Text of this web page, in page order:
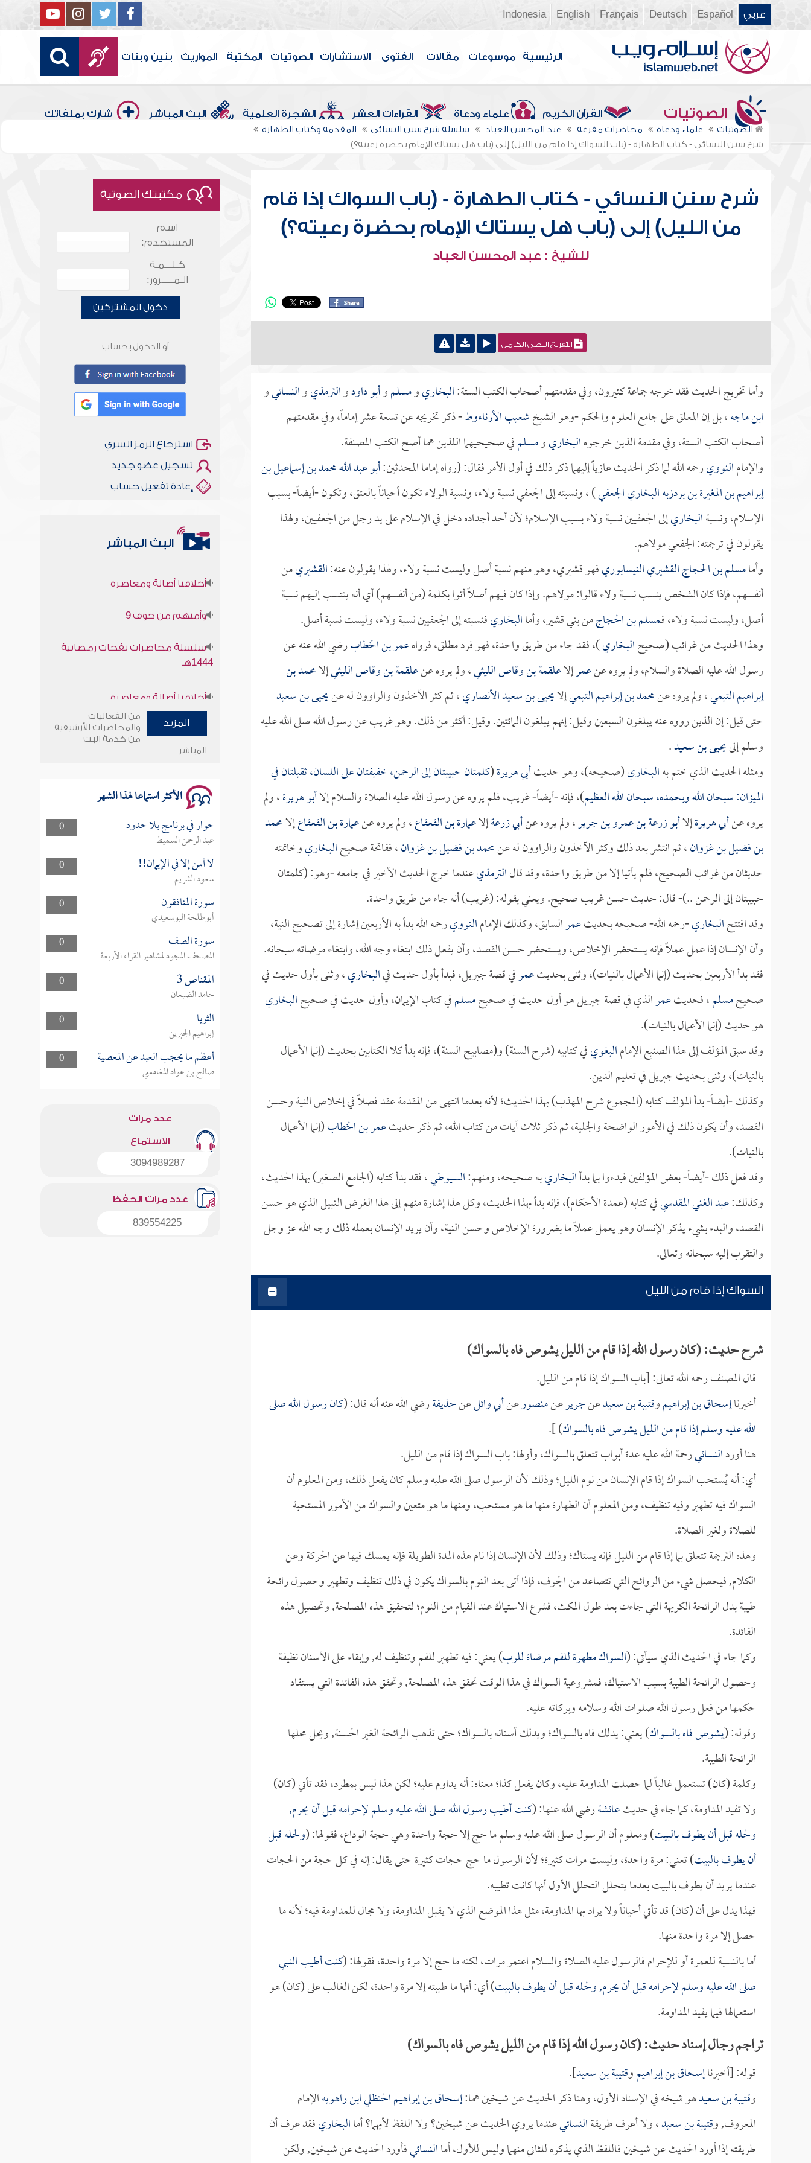
عربي Español
Deutsch
Français
English
Indonesia
الرئيسية موسوعات مقالات الفتوى الاستشارات الصوتيات المكتبة المواريث بنين وبنات
الصوتيات القرآن الكريم علماء ودعاة القراءات العشر الشجرة العلمية البث المباشر شارك بملفاتك
الصوتيات علماء ودعاة محاضرات مفرغة عبد المحسن العباد سلسلة شرح سنن النسائي
المقدمة وكتاب الطهارة
شرح سنن النسائي - كتاب الطهارة - (باب السواك إذا قام من الليل) إلى (باب هل يستاك الإمام بحضرة رعيته؟)
شرح سنن النسائي - كتاب الطهارة - (باب السواك إذا قام
من الليل) إلى (باب هل يستاك الإمام بحضرة رعيته؟)
للشيخ : عبد المحسن العباد
التفريغ النصي الكامل
وأما تخريج الحديث فقد خرجه جماعة كثيرون، وفي مقدمتهم أصحاب الكتب الستة:البخاريومسلموأبو داودوالترمذيوالنسائيو
ابن ماجه، بل إن المعلق على جامع العلوم والحكم -وهو الشيخشعيب الأرناءوط- ذكر تخريجه عن تسعة عشر إماماً، وفي مقدمتهم
أصحاب الكتب الستة، وفي مقدمة الذين خرجوهالبخاريومسلمفي صحيحيهما اللذين هما أصح الكتب المصنفة.
والإمامالنوويرحمه الله لما ذكر الحديث عازياًَ إليهما ذكر ذلك في أول الأمر فقال: (رواه إماما المحدثين:أبو عبد الله محمد بن إسماعيل بن
إبراهيم بن المغيرة بن بردزبه البخاري الجعفي) ، ونسبته إلى الجعفي نسبة ولاء، ونسبة الولاء تكون أحياناً بالعتق، وتكون -أيضاً- بسبب
الإسلام، ونسبةالبخاريإلى الجعفيين نسبة ولاء بسبب الإسلام؛ لأن أحد أجداده دخل في الإسلام على يد رجل من الجعفيين، ولهذا
يقولون في ترجمته: الجفعي مولاهم.
وأمامسلم بن الحجاج القشيري النيسابوريفهو قشيري، وهو منهم نسبة أصل وليست نسبة ولاء، ولهذا يقولون عنه:القشيريمن
أنفسهم، فإذا كان الشخص ينسب نسبة ولاء قالوا: مولاهم. وإذا كان فيهم أصلاً أتوا بكلمة (من أنفسهم) أي أنه ينتسب إليهم نسبة
أصل، وليست نسبة ولاء، فـمسلم بن الحجاجمن بني قشير، وأماالبخاريفنسبته إلى الجعفيين نسبة ولاء، وليست نسبة أصل.
وهذا الحديث من غرائب (صحيحالبخاري)، فقد جاء من طريق واحدة، فهو فرد مطلق، فرواهعمر بن الخطابرضي الله عنه عن
رسول الله عليه الصلاة والسلام، ولم يروه عنعمرإلاعلقمة بن وقاص الليثي، ولم يروه عنعلقمة بن وقاص الليثيإلامحمد بن
إبراهيم التيمي، ولم يروه عنمحمد بن إبراهيم التيميإلايحيى بن سعيد الأنصاري، ثم كثر الآخذون والراوون له عنيحيى بن سعيد
حتى قيل: إن الذين رووه عنه يبلغون السبعين وقيل: إنهم يبلغون المائتين. وقيل: أكثر من ذلك. وهو غريب عن رسول الله صلى الله عليه
وسلم إلىيحيى بن سعيد.
ومثله الحديث الذي ختم بهالبخاري(صحيحه)، وهو حديثأبي هريرة(كلمتان حبيبتان إلى الرحمن، خفيفتان على اللسان، ثقيلتان في
الميزان: سبحان الله وبحمده، سبحان الله العظيم)، فإنه -أيضاً- غريب، فلم يروه عن رسول الله عليه الصلاة والسلام إلاأبو هريرة، ولم
يروه عنأبي هريرةإلاأبو زرعة بن عمرو بن جرير، ولم يروه عنأبي زرعةإلاعمارة بن القعقاع، ولم يروه عنعمارة بن القعقاعإلامحمد
بن فضيل بن غزوان، ثم انتشر بعد ذلك وكثر الآخذون والراوون له عنمحمد بن فضيل بن غزوان، ففاتحة صحيحالبخاريوخاتمته
حديثان من غرائب الصحيح، فلم يأتيا إلا من طريق واحدة، وقد قالالترمذيعندما خرج الحديث الأخير في جامعه -وهو: (كلمتان
حبيبتان إلى الرحمن ..)- قال: حديث حسن غريب صحيح. ويعني بقوله: (غريب) أنه جاء من طريق واحدة.
وقد افتتحالبخاري-رحمه الله- صحيحه بحديثعمرالسابق، وكذلك الإمامالنوويرحمه الله بدأ به الأربعين إشارة إلى تصحيح النية،
وأن الإنسان إذا عمل عملاً فإنه يستحضر الإخلاص، ويستحضر حسن القصد، وأن يفعل ذلك ابتغاء وجه الله، وابتغاء مرضاته سبحانه.
فقد بدأ الأربعين بحديث (إنما الأعمال بالنيات)، وثنى بحديثعمرفي قصة جبريل، فبدأ بأول حديث فيالبخاري، وثنى بأول حديث في
صحيحمسلم، فحديثعمرالذي في قصة جبريل هو أول حديث في صحيحمسلمفي كتاب الإيمان، وأول حديث في صحيحالبخاري
هو حديث (إنما الأعمال بالنيات).
وقد سبق المؤلف إلى هذا الصنيع الإمامالبغويفي كتابيه (شرح السنة) و(مصابيح السنة)، فإنه بدأ كلا الكتابين بحديث (إنما الأعمال
بالنيات)، وثنى بحديث جبريل في تعليم الدين.
وكذلك -أيضاً- بدأ المؤلف كتابه (المجموع شرح المهذب) بهذا الحديث؛ لأنه بعدما انتهى من المقدمة عقد فصلاً في إخلاص النية وحسن
القصد، وأن يكون ذلك في الأمور الواضحة والجلية، ثم ذكر ثلاث آيات من كتاب الله، ثم ذكر حديثعمر بن الخطاب(إنما الأعمال
بالنيات).
وقد فعل ذلك -أيضاً- بعض المؤلفين فبدءوا بما بدأالبخاريبه صحيحه، ومنهم:السيوطي، فقد بدأ كتابه (الجامع الصغير) بهذا الحديث،
وكذلك:عبد الغني المقدسيفي كتابه (عمدة الأحكام)، فإنه بدأ بهذا الحديث، وكل هذا إشارة منهم إلى هذا الغرض النبيل الذي هو حسن
القصد، والبدء بشيء يذكر الإنسان وهو يعمل عملاً ما بضرورة الإخلاص وحسن النية، وأن يريد الإنسان بعمله ذلك وجه الله عز وجل
والتقرب إليه سبحانه وتعالى.
السواك إذا قام من الليل
شرح حديث: (كان رسول الله إذا قام من الليل يشوص فاه بالسواك)
قال المصنف رحمه الله تعالى: [باب السواك إذا قام من الليل.
أخبرناإسحاق بن إبراهيموقتيبة بن سعيدعنجريرعنمنصورعنأبي وائلعنحذيفةرضي الله عنه أنه قال: (كان رسول الله صلى
الله عليه وسلم إذا قام من الليل يشوص فاه بالسواك) ].
هنا أوردالنسائيرحمة الله عليه عدة أبواب تتعلق بالسواك، وأولها: باب السواك إذا قام من الليل.
أي: أنه يُستحب السواك إذا قام الإنسان من نوم الليل؛ وذلك لأن الرسول صلى الله عليه وسلم كان يفعل ذلك، ومن المعلوم أن
السواك فيه تطهير وفيه تنظيف، ومن المعلوم أن الطهارة منها ما هو مستحب، ومنها ما هو متعين والسواك من الأمور المستحبة
للصلاة ولغير الصلاة.
وهذه الترجمة تتعلق بما إذا قام من الليل فإنه يستاك؛ وذلك لأن الإنسان إذا نام هذه المدة الطويلة فإنه يمسك فيها عن الحركة وعن
الكلام, فيحصل شيء من الروائح التي تتصاعد من الجوف، فإذا أتى بعد النوم بالسواك يكون في ذلك تنظيف وتطهير وحصول رائحة
طيبة بدل الرائحة الكريهة التي جاءت بعد طول المكث، فشرع الاستياك عند القيام من النوم؛ لتحقيق هذه المصلحة, وتحصيل هذه
الفائدة.
وكما جاء في الحديث الذي سيأتي: (السواك مطهرة للفم مرضاة للرب) يعني: فيه تطهير للفم وتنظيف له, وإبقاء على الأسنان نظيفة
وحصول الرائحة الطيبة بسبب الاستياك، فمشروعية السواك في هذا الوقت تحقق هذه المصلحة, وتحقق هذه الفائدة التي يستفاد
حكمها من فعل رسول الله صلوات الله وسلامه وبركاته عليه.
وقوله: (يشوص فاه بالسواك) يعني: يدلك فاه بالسواك؛ ويدلك أسنانه بالسواك؛ حتى تذهب الرائحة الغير الحسنة, ويحل محلها
الرائحة الطيبة.
وكلمة (كان) تستعمل غالباً لما حصلت المداومة عليه، وكان يفعل كذا؛ معناه: أنه يداوم عليه؛ لكن هذا ليس بمطرد، فقد تأتي (كان)
ولا تفيد المداومة، كما جاء في حديثعائشةرضي الله عنها: (كنت أطيب رسول الله صلى الله عليه وسلم لإحرامه قبل أن يحرم,
ولحله قبل أن يطوف بالبيت) ومعلوم أن الرسول صلى الله عليه وسلم ما حج إلا حجة واحدة وهي حجة الوداع، فقولها: (ولحله قبل
أن يطوف بالبيت) تعني: مرة واحدة، وليست مرات كثيرة؛ لأن الرسول ما حج حجات كثيرة حتى يقال: إنه في كل حجة من الحجات
عندما يريد أن يطوف بالبيت بعدما يتحلل التحلل الأول أنها كانت تطيبه.
فهذا يدل على أن (كان) قد تأتي أحياناً ولا يراد بها المداومة، مثل هذا الموضع الذي لا يقبل المداومة، ولا مجال للمداومة فيه؛ لأنه ما
حصل إلا مرة واحدة منها.
أما بالنسبة للعمرة أو للإحرام فالرسول عليه الصلاة والسلام اعتمر مرات، لكنه ما حج إلا مرة واحدة، فقولها: (كنت أطيب النبي
صلى الله عليه وسلم لإحرامه قبل أن يحرم, ولحله قبل أن يطوف بالبيت) أي: أنها ما طيبته إلا مرة واحدة، لكن الغالب على (كان) هو
استعمالها فيما يفيد المداومة.
تراجم رجال إسناد حديث: (كان رسول الله إذا قام من الليل يشوص فاه بالسواك)
قوله: [أخبرناإسحاق بن إبراهيموقتيبة بن سعيد].
وقتيبة بن سعيدهو شيخه في الإسناد الأول، وهنا ذكر الحديث عن شيخين هما:إسحاق بن إبراهيم الحنظلي ابن راهويهالإمام
المعروف, وقتيبة بن سعيد، ولا أعرف طريقةالنسائيعندما يروي الحديث عن شيخين؟ ولا اللفظ لأيهما؟ أماالبخاريفقد عرف أن
طريقته إذا أورد الحديث عن شيخين فاللفظ الذي يذكره للثاني منهما وليس للأول، أماالنسائيفأورد الحديث عن شيخين, ولكن
مكتبتك الصوتية
اسم
المستخدم:
كـلـــمـة
الـمـــــرور:
دخول المشتركين
أو الدخول بحساب
استرجاع الرمز السري
تسجيل عضو جديد
إعادة تفعيل حساب
البث المباشر
1444هـ
وأمنهم من خوف 9
سلسلة محاضرات نفحات رمضانية
1444هـ
المزيد
من الفعاليات
والمحاضرات الأرشيفية
من خدمة البث
المباشر
الأكثر استماعا لهذا الشهر
0 حوار في برنامج بلا حدود
عبد الرحمن السميط
0
لا أمن إلا في الإيمان!!
سعود الشريم
0
سورة المنافقون
أبوطلحة البوسعيدي
0
سورة الصف
المصحف المجود لمشاهير القراء الأربعة
0
المقناص 3
حامد الضبعان
0
الثريا
إبراهيم الجبرين
0
أعظم ما يحجب العبد عن المعصية
صالح بن عواد المغامسي
عدد مرات
الاستماع
3094989287
عدد مرات الحفظ
839554225